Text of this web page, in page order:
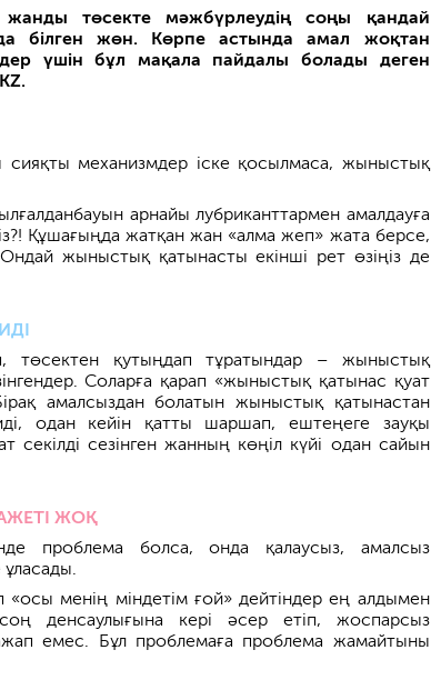
төсекте мәжбүрлеудің соңы қандай
білген жөн. Көрпе астында амал жоқтан
үшін бұл мақала пайдалы болады деген
сияқты механизмдер іске қосылмаса, жыныстық
арнайы лубриканттармен амалдауға
Құшағыңда жатқан жан «алма жеп» жата берсе,
жыныстық қатынасты екінші рет өзіңіз де
төсектен қутыңдап тұратындар – жыныстық
Соларға қарап «жыныстық қатынас қуат
амалсыздан болатын жыныстық қатынастан
одан кейін қатты шаршап, ештеңеге зауқы
секілді сезінген жанның көңіл күйі одан сайын
ЖОҚ
проблема болса, онда қалаусыз, амалсыз
ұласады.
«осы менің міндетім ғой» дейтіндер ең алдымен
денсаулығына кері әсер етіп, жоспарсыз
емес. Бұл проблемаға проблема жамайтыны